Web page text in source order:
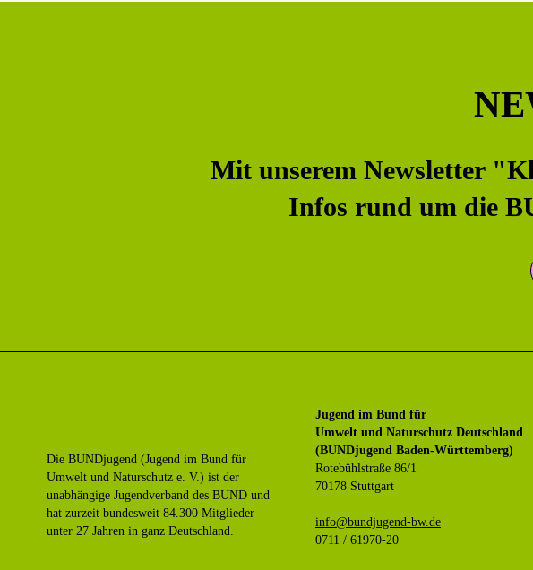
Mit unserem Newsletter
Infos rund um die
Die BUNDjugend (Jugend im Bund für
Umwelt und Naturschutz e. V.) ist der
unabhängige Jugendverband des BUND und
hat zurzeit bundesweit 84.300 Mitglieder
unter 27 Jahren in ganz Deutschland.
Jugend im Bund für
Umwelt und Naturschutz Deutschland
(BUNDjugend Baden-Württemberg)
Rotebühlstraße 86/1
70178 Stuttgart
ed.wb-dnegujdnub@ofni
0711 / 61970-20